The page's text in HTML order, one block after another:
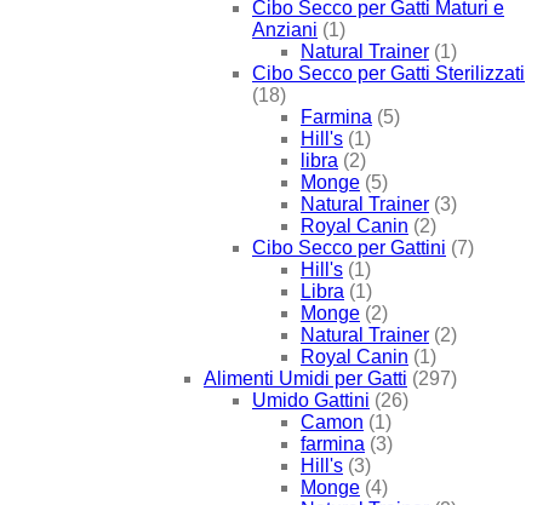
Cibo Secco per Gatti Maturi e
Anziani (1)
Natural Trainer (1)
Cibo Secco per Gatti Sterilizzati
(18)
Farmina (5)
Hill's (1)
libra (2)
Monge (5)
Natural Trainer (3)
Royal Canin (2)
Cibo Secco per Gattini (7)
Hill's (1)
Libra (1)
Monge (2)
Natural Trainer (2)
Royal Canin (1)
Alimenti Umidi per Gatti (297)
Umido Gattini (26)
Camon (1)
farmina (3)
Hill's (3)
Monge (4)